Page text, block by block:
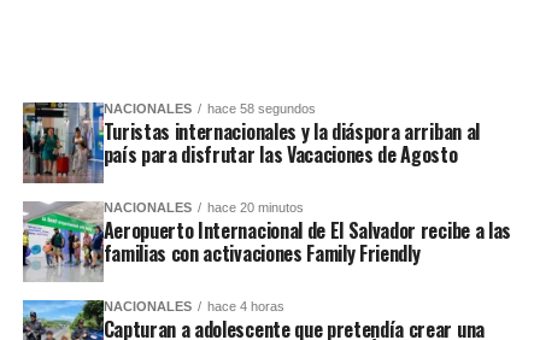
NACIONALES hace 58 segundos
Turistas internacionales y la diáspora arriban al
país para disfrutar las Vacaciones de Agosto
NACIONALES hace 20 minutos
Aeropuerto Internacional de El Salvador recibe a las
familias con activaciones Family Friendly
NACIONALES hace 4 horas
Capturan a adolescente que pretendía crear una